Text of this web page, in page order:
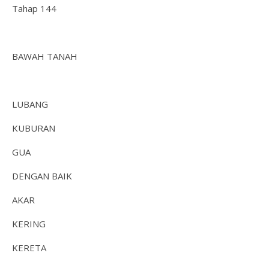
Tahap 144
BAWAH TANAH
LUBANG
KUBURAN
GUA
DENGAN BAIK
AKAR
KERING
KERETA